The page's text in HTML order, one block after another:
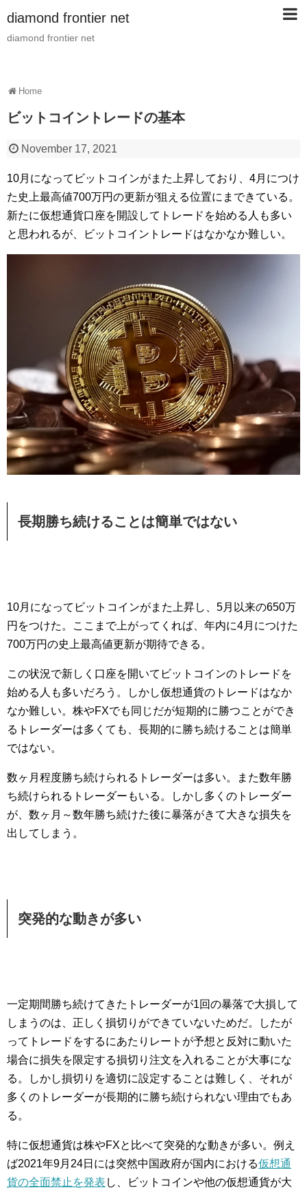
diamond frontier net
diamond frontier net
Home
ビットコイントレードの基本
November 17, 2021
10月になってビットコインがまた上昇しており、4月につけ
た史上最高値700万円の更新が狙える位置にまできている。
新たに仮想通貨口座を開設してトレードを始める人も多い
と思われるが、ビットコイントレードはなかなか難しい。
長期勝ち続けることは簡単ではない
10月になってビットコインがまた上昇し、5月以来の650万
円をつけた。ここまで上がってくれば、年内に4月につけた
700万円の史上最高値更新が期待できる。
この状況で新しく口座を開いてビットコインのトレードを
始める人も多いだろう。しかし仮想通貨のトレードはなか
なか難しい。株やFXでも同じだが短期的に勝つことができ
るトレーダーは多くても、長期的に勝ち続けることは簡単
ではない。
数ヶ月程度勝ち続けられるトレーダーは多い。また数年勝
ち続けられるトレーダーもいる。しかし多くのトレーダー
が、数ヶ月～数年勝ち続けた後に暴落がきて大きな損失を
出してしまう。
突発的な動きが多い
一定期間勝ち続けてきたトレーダーが1回の暴落で大損して
しまうのは、正しく損切りができていないためだ。したが
ってトレードをするにあたりレートが予想と反対に動いた
場合に損失を限定する損切り注文を入れることが大事にな
る。しかし損切りを適切に設定することは難しく、それが
多くのトレーダーが長期的に勝ち続けられない理由でもあ
る。
特に仮想通貨は株やFXと比べて突発的な動きが多い。例え
ば2021年9月24日には突然中国政府が国内における仮想通
貨の全面禁止を発表 し、ビットコインや他の仮想通貨が大